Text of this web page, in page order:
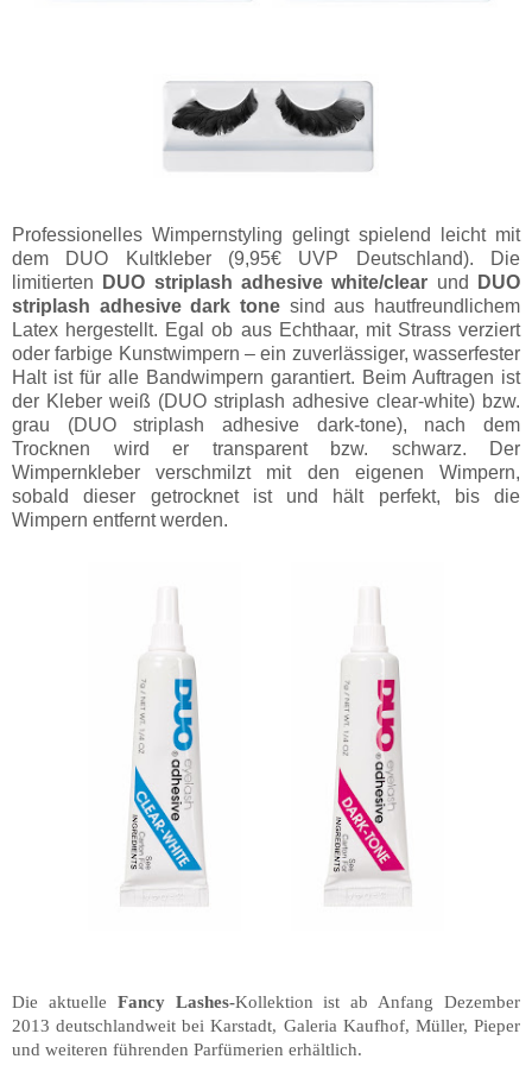
Professionelles Wimpernstyling gelingt spielend leicht mit
dem DUO Kultkleber (9,95€ UVP Deutschland). Die
limitierten
DUO striplash adhesive white/clear und
DUO
striplash adhesive dark tone sind aus hautfreundlichem
Latex hergestellt. Egal ob aus Echthaar, mit Strass verziert
oder farbige Kunstwimpern – ein zuverlässiger, wasserfester
Halt ist für alle Bandwimpern garantiert. Beim Auftragen ist
der Kleber weiß (DUO striplash adhesive clear-white) bzw.
grau (DUO striplash adhesive dark-tone), nach dem
Trocknen wird er transparent bzw. schwarz. Der
Wimpernkleber verschmilzt mit den eigenen Wimpern,
sobald dieser getrocknet ist und hält perfekt, bis die
Wimpern entfernt werden.
Die aktuelle Fancy Lashes-Kollektion ist ab Anfang Dezember
2013 deutschlandweit bei Karstadt, Galeria Kaufhof, Müller, Pieper
und weiteren führenden Parfümerien erhältlich.